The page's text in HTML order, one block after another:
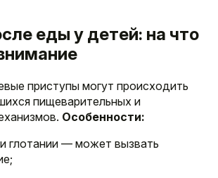
еды у детей: на что
приступы могут происходить
пищеварительных и
Особенности:
глотании — может вызвать